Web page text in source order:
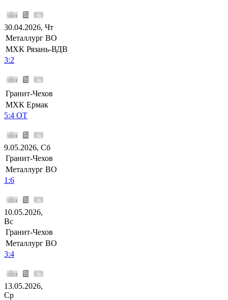
30.04.2026, Чт
Металлург ВО
МХК Рязань-ВДВ
3:2
Гранит-Чехов
МХК Ермак
5:4 ОТ
9.05.2026, Сб
Гранит-Чехов
Металлург ВО
1:6
10.05.2026,
Вс
Гранит-Чехов
Металлург ВО
3:4
13.05.2026,
Ср